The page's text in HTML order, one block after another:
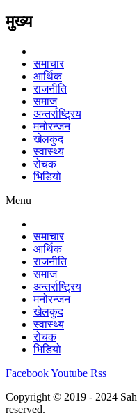
मुख्य
समाचार
आर्थिक
राजनीति
समाज
अन्तर्राष्ट्रिय
मनोरन्जन
खेलकुद
स्वास्थ्य
रोचक
भिडियो
Menu
समाचार
आर्थिक
राजनीति
समाज
अन्तर्राष्ट्रिय
मनोरन्जन
खेलकुद
स्वास्थ्य
रोचक
भिडियो
FacebookYoutube Rss
Copyright © 2019 - 2024
reserved.